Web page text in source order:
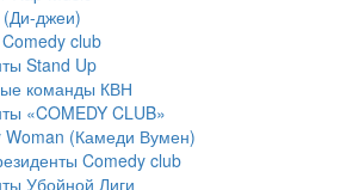
(Ди-джеи)
club
Stand Up
команды КВН
«COMEDY CLUB»
Woman (Камеди Вумен)
Comedy club
Убойной Лиги